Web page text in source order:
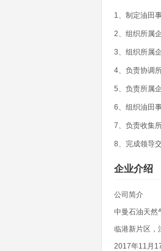
1、制定油田
2、组织所属
3、组织所属
4、负责协调
5、负责所属
6、组织油田
7、负责收集
8、完成领导
企业介绍
公司简介
中曼石油天然
临港新片区，
2017年11月